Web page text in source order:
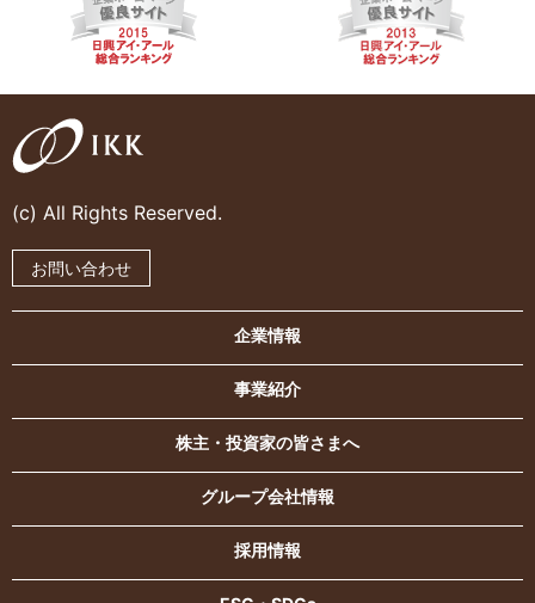
(c) All Rights Reserved.
お問い合わせ
企業情報
事業紹介
株主・投資家の皆さまへ
グループ会社情報
採用情報